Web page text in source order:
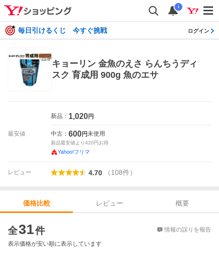
i
毎日引けるくじ 今すぐ挑戦 ログイン
キョーリン 金魚のえさ らんちうディ
スク 育成用 900g 魚のエサ
最安値
新品： 1,020円
中古： 600円未使用
新品最安値より420円お得
Yahoo!フリマ
レビュー 4.70 （108件）
価格比較 レビュー
概要
全31件 情報の誤りを報告
表示価格が安い順に表示しています